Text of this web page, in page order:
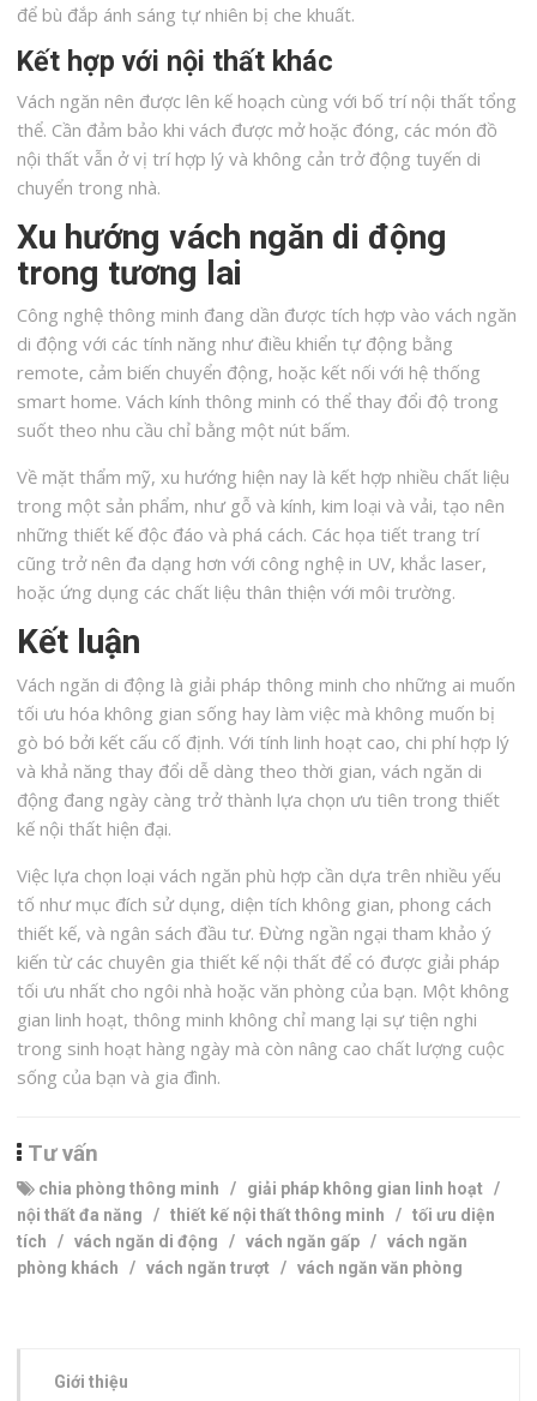
để bù đắp ánh sáng tự nhiên bị che khuất.
Kết hợp với nội thất khác
Vách ngăn nên được lên kế hoạch cùng với bố trí nội thất tổng
thể. Cần đảm bảo khi vách được mở hoặc đóng, các món đồ
nội thất vẫn ở vị trí hợp lý và không cản trở động tuyến di
chuyển trong nhà.
Xu hướng vách ngăn di động
trong tương lai
Công nghệ thông minh đang dần được tích hợp vào vách ngăn
di động với các tính năng như điều khiển tự động bằng
remote, cảm biến chuyển động, hoặc kết nối với hệ thống
smart home. Vách kính thông minh có thể thay đổi độ trong
suốt theo nhu cầu chỉ bằng một nút bấm.
Về mặt thẩm mỹ, xu hướng hiện nay là kết hợp nhiều chất liệu
trong một sản phẩm, như gỗ và kính, kim loại và vải, tạo nên
những thiết kế độc đáo và phá cách. Các họa tiết trang trí
cũng trở nên đa dạng hơn với công nghệ in UV, khắc laser,
hoặc ứng dụng các chất liệu thân thiện với môi trường.
Kết luận
Vách ngăn di động là giải pháp thông minh cho những ai muốn
tối ưu hóa không gian sống hay làm việc mà không muốn bị
gò bó bởi kết cấu cố định. Với tính linh hoạt cao, chi phí hợp lý
và khả năng thay đổi dễ dàng theo thời gian, vách ngăn di
động đang ngày càng trở thành lựa chọn ưu tiên trong thiết
kế nội thất hiện đại.
Việc lựa chọn loại vách ngăn phù hợp cần dựa trên nhiều yếu
tố như mục đích sử dụng, diện tích không gian, phong cách
thiết kế, và ngân sách đầu tư. Đừng ngần ngại tham khảo ý
kiến từ các chuyên gia thiết kế nội thất để có được giải pháp
tối ưu nhất cho ngôi nhà hoặc văn phòng của bạn. Một không
gian linh hoạt, thông minh không chỉ mang lại sự tiện nghi
trong sinh hoạt hàng ngày mà còn nâng cao chất lượng cuộc
sống của bạn và gia đình.
Tư vấn
chia phòng thông minh / giải pháp không gian linh hoạt /
nội thất đa năng /thiết kế nội thất thông minh /tối ưu diện
tích /vách ngăn di động /vách ngăn gấp /vách ngăn
phòng khách /vách ngăn trượt /vách ngăn văn phòng
Giới thiệu